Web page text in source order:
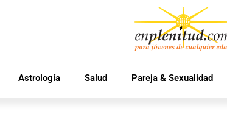
Astrología Salud Pareja & Sexualidad